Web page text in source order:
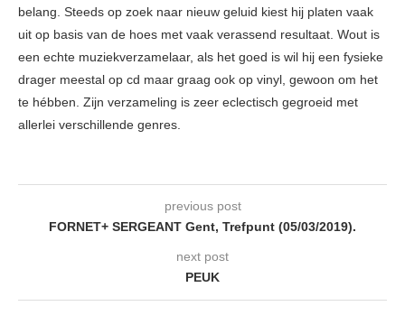
belang. Steeds op zoek naar nieuw geluid kiest hij platen vaak
uit op basis van de hoes met vaak verassend resultaat. Wout is
een echte muziekverzamelaar, als het goed is wil hij een fysieke
drager meestal op cd maar graag ook op vinyl, gewoon om het
te hébben. Zijn verzameling is zeer eclectisch gegroeid met
allerlei verschillende genres.
previous post
FORNET+ SERGEANT Gent, Trefpunt (05/03/2019).
next post
PEUK